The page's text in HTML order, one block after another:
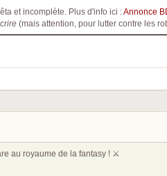
et incomplète. Plus d'info ici :Annonce
(mais attention, pour lutter contre les
au royaume de la fantasy ! ⚔️